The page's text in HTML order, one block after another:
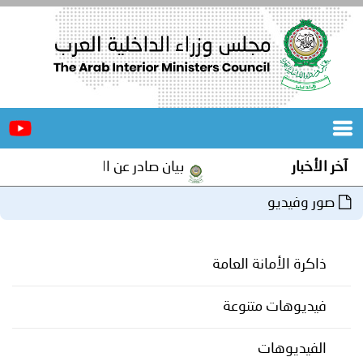
الرئيسية
المجلس
مؤتمرات
و
جهود
آخر الأخبار بيان صادر عن الأمانة العامة لمجلس
صور وفيديو
ذاكرة الأمانة العامة
فيديوهات متنوعة
الفيديوهات